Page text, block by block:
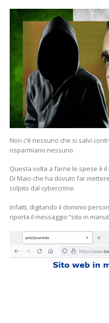
Non c’è nessuno che si salvi
risparmiano nessuno.
Questa volta a farne le spese è
Di Maio che ha dovuto far
colpito dal cybercrime.
Infatti, digitando il dominio
riporta il messaggio “sito in